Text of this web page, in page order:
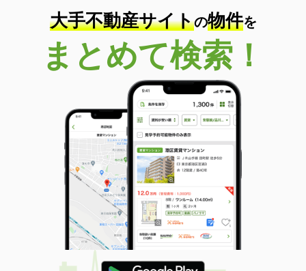
大手不動産サイトの物件を
まとめて検索！